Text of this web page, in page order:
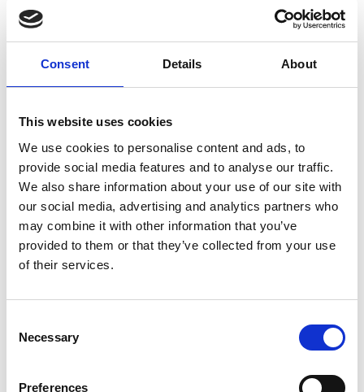
Consent Details About
This website uses cookies
We use cookies to personalise content and ads, to
provide social media features and to analyse our traffic.
We also share information about your use of our site with
our social media, advertising and analytics partners who
may combine it with other information that you’ve
provided to them or that they’ve collected from your use
of their services.
Selection
Necessary
Preferences
¿Por qué ver esta demo
de solución?
plataforma de AP impulsada por IA de Esker
es la opción adecuada para tu empresa?
Descúbrelo por ti mismo en el próximo Día
de Demostración Virtual de IOFM. Observa
cómo Esker Accounts Payable simplifica
cada paso del procesamiento de facturas y
permite que tu equipo trabaje de manera
más eficiente. Experimenta los beneficios